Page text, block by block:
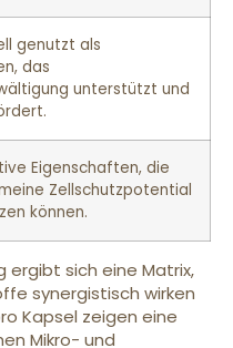
genutzt als
das
unterstützt und
Eigenschaften, die
Zellschutzpotential
können.
ergibt sich eine Matrix,
synergistisch wirken
Kapsel zeigen eine
Mikro- und